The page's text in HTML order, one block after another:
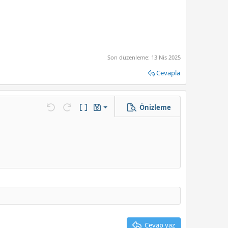
Son düzenleme: 13 Nis 2025
Cevapla
Geri alileri alBB Kod aç/kapat
Taslaklar
Taslağı kaydet
Önizleme
Cevap yaz